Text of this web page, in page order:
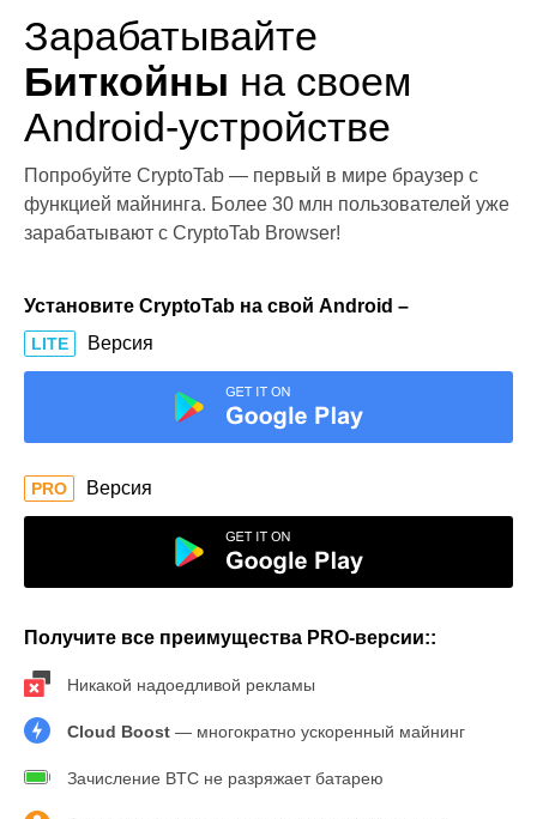
Зарабатывайте
Биткойны на своем
Android-устройстве
Попробуйте CryptoTab — первый в мире браузер с
функцией майнинга. Более 30 млн пользователей уже
зарабатывают с CryptoTab Browser!
Установите CryptoTab на свой Android –
LITE Версия
PRO Версия
Получите все преимущества PRO-версии::
Никакой надоедливой рекламы
Cloud Boost — многократно ускоренный майнинг
Зачисление BTC не разряжает батарею